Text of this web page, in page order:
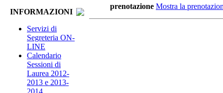
INFORMAZIONI
Servizi di
Segreteria ON-
LINE
Calendario
Sessioni di
Laurea 2012-
2013 e 2013-
2014
prenotazione Mostra la